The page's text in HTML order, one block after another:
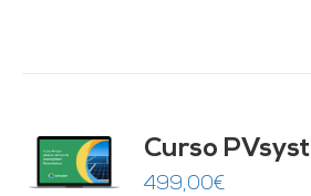
Curso PVsyst
499,00€